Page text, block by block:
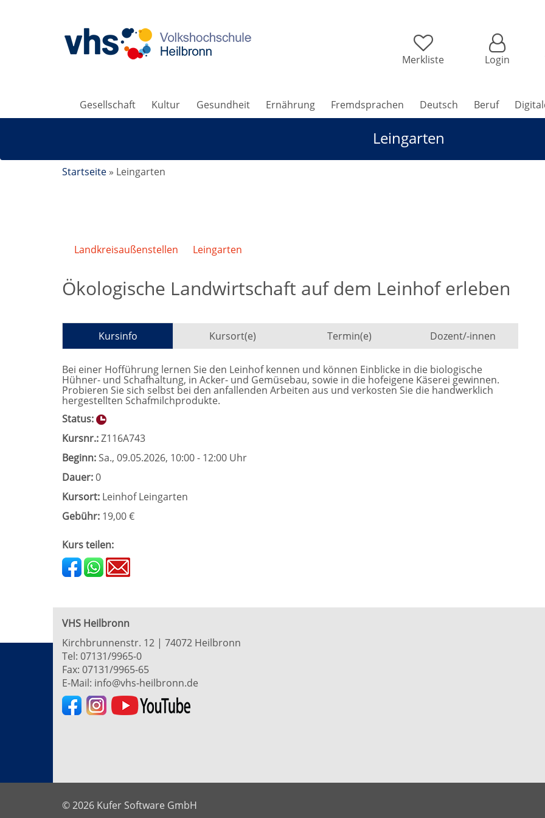
Merkliste Login
Gesellschaft Kultur Gesundheit Ernährung Fremdsprachen Deutsch Beruf
Leingarten
Startseite » Leingarten
Landkreisaußenstellen Leingarten
Ökologische Landwirtschaft auf dem Leinhof erleben
Kursinfo Kursort(e) Termin(e) Dozent/-innen
Bei einer Hofführung lernen Sie den Leinhof kennen und können Einblicke in die biologische
Hühner- und Schafhaltung, in Acker- und Gemüsebau, sowie in die hofeigene Käserei gewinnen.
Probieren Sie sich selbst bei den anfallenden Arbeiten aus und verkosten Sie die handwerklich
hergestellten Schafmilchprodukte.
Status:
Kursnr.:Z116A743
Beginn:Sa., 09.05.2026, 10:00 - 12:00 Uhr
Dauer:0
Kursort: Leinhof Leingarten
Gebühr: 19,00 €
Kurs teilen:
VHS Heilbronn
Kirchbrunnenstr. 12 | 74072 Heilbronn
Tel: 07131/9965-0
Fax: 07131/9965-65
E-Mail: info@vhs-heilbronn.de
© 2026 Kufer Software GmbH